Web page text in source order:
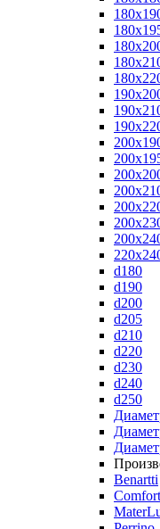
d180
d190
d200
d205
d210
d220
d230
d240
d250
Benartti